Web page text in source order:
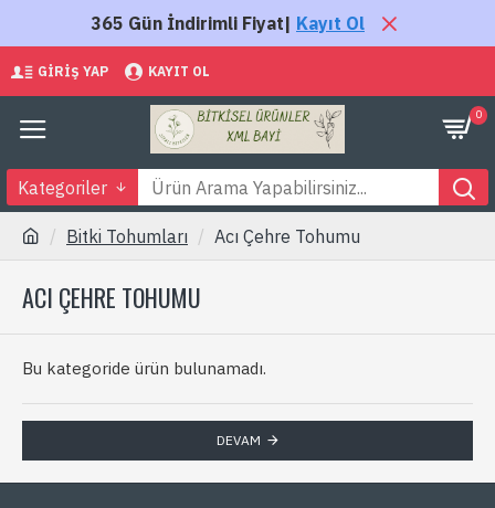
365 Gün İndirimli Fiyat| Kayıt Ol
GIRIŞ YAP KAYIT OL
0
Kategoriler
Bitki Tohumları Acı Çehre Tohumu
ACI ÇEHRE TOHUMU
Bu kategoride ürün bulunamadı.
DEVAM